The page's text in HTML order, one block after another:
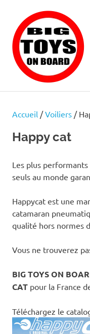
content
POUR
ENFANTS
Accueil /Voiliers /
Happy cat
Les plus
seuls au monde
Happycat est une
catamaran
qualité hors normes
Vous ne trouverez
BIG TOYS ON
CAT pour la France
Téléchargez le